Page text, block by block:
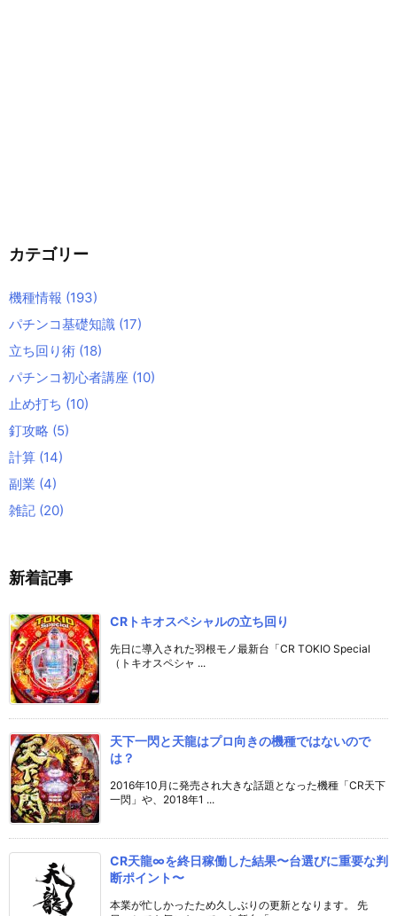
カテゴリー
機種情報 (193)
パチンコ基礎知識 (17)
立ち回り術 (18)
パチンコ初心者講座 (10)
止め打ち (10)
釘攻略 (5)
計算 (14)
副業 (4)
雑記 (20)
新着記事
CRトキオスペシャルの立ち回り
先日に導入された羽根モノ最新台「CR TOKIO Special
（トキオスペシャ ...
天下一閃と天龍はプロ向きの機種ではないので
は？
2016年10月に発売され大きな話題となった機種「CR天下
一閃」や、2018年1 ...
CR天龍∞を終日稼働した結果〜台選びに重要な判
断ポイント〜
本業が忙しかったため久しぶりの更新となります。 先